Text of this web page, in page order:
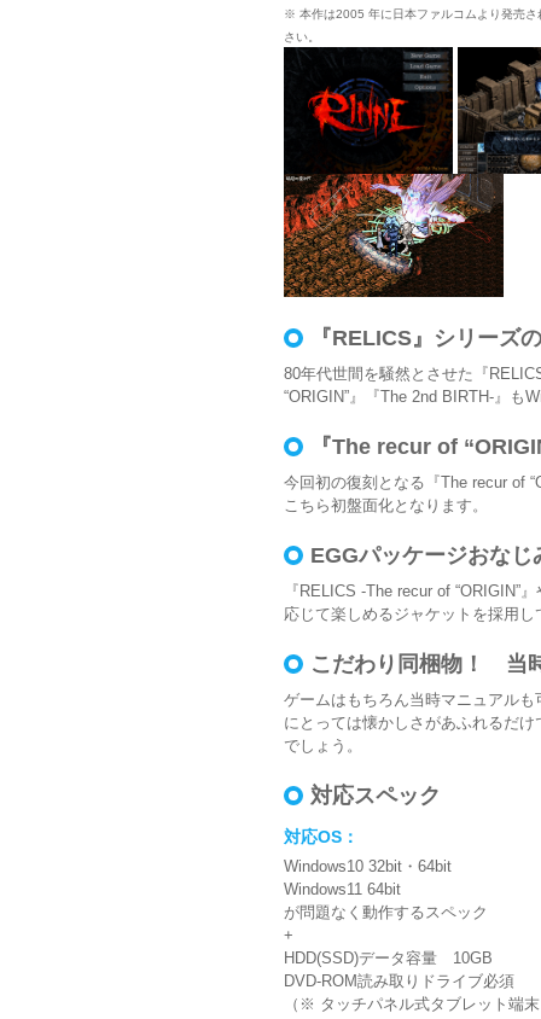
※ 本作は2005 年に日本ファルコムより発売さ
さい。
『RELICS』シリーズ
80年代世間を騒然とさせた『
“ORIGIN”』『The 2nd BIRTH-』も
『The recur of
今回初の復刻となる『The recur of
こちら初盤面化となります。
EGGパッケージおな
『RELICS -The recur of
応じて楽しめるジャケットを採用し
こだわり同梱物！ 当
ゲームはもちろん当時マニュアル
にとっては懐かしさがあふれるだ
でしょう。
対応スペック
対応OS：
Windows10 32bit・64bit
Windows11 64bit
が問題なく動作するスペック
+
HDD(SSD)データ容量 10GB
DVD-ROM読み取りドライブ必須
（※ タッチパネル式タブレット端